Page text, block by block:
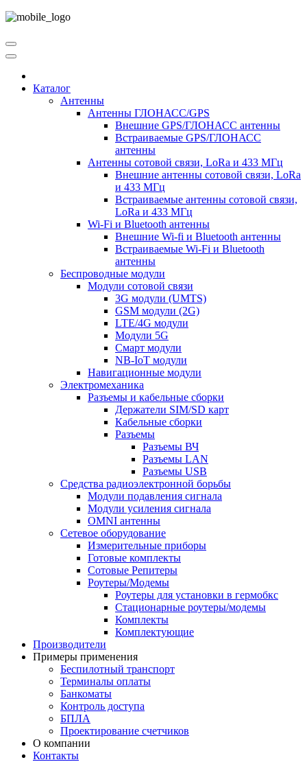
Каталог
Антенны
Антенны ГЛОНАСС/GPS
Внешние GPS/ГЛОНАСС антенны
Встраиваемые GPS/ГЛОНАСС
антенны
Антенны сотовой связи, LoRa и 433 МГц
Внешние антенны сотовой связи, LoRa
и 433 МГц
Встраиваемые антенны сотовой связи,
LoRa и 433 МГц
Wi-Fi и Bluetooth антенны
Внешние Wi-fi и Bluetooth антенны
Встраиваемые Wi-Fi и Bluetooth
антенны
Беспроводные модули
Модули сотовой связи
3G модули (UMTS)
GSM модули (2G)
LTE/4G модули
Модули 5G
Смарт модули
NB-IoT модули
Навигационные модули
Электромеханика
Разъемы и кабельные сборки
Держатели SIM/SD карт
Кабельные сборки
Разъемы
Разъемы ВЧ
Разъемы LAN
Разъемы USB
Средства радиоэлектронной борьбы
Модули подавления сигнала
Модули усиления сигнала
OMNI антенны
Сетевое оборудование
Измерительные приборы
Готовые комплекты
Сотовые Репитеры
Роутеры/Модемы
Роутеры для установки в гермобкс
Стационарные роутеры/модемы
Комплекты
Комплектующие
Производители
Примеры применения
Беспилотный транспорт
Терминалы оплаты
Банкоматы
Контроль доступа
БПЛА
Проектирование счетчиков
О компании
Контакты